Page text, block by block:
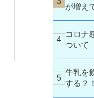
が増え
コロナ
ついて
牛乳を
する？！